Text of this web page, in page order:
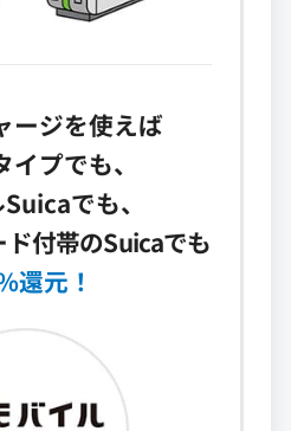
ージを使えば
イプでも、
でも、
付帯のSuicaでも
還元！